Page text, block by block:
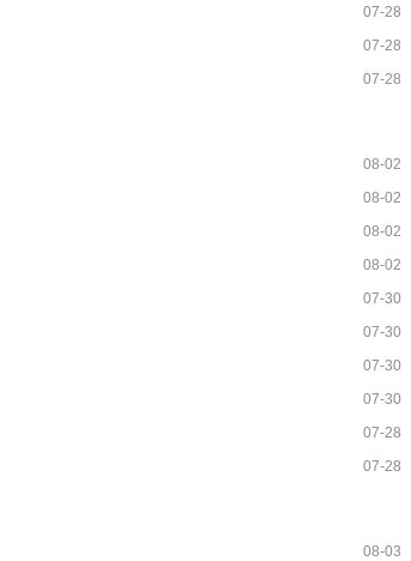
07-28
07-28
07-28
08-02
08-02
08-02
08-02
07-30
07-30
07-30
07-30
07-28
07-28
08-03